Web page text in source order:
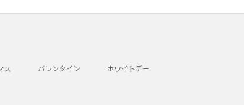
ス バレンタイン ホワイトデー